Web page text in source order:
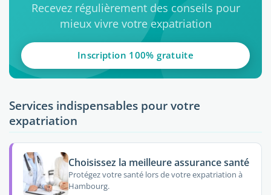
Recevez régulièrement des conseils pour
mieux vivre votre expatriation
Inscription 100% gratuite
Services indispensables pour votre
expatriation
Choisissez la meilleure assurance santé
Protégez votre santé lors de votre expatriation à
Hambourg.